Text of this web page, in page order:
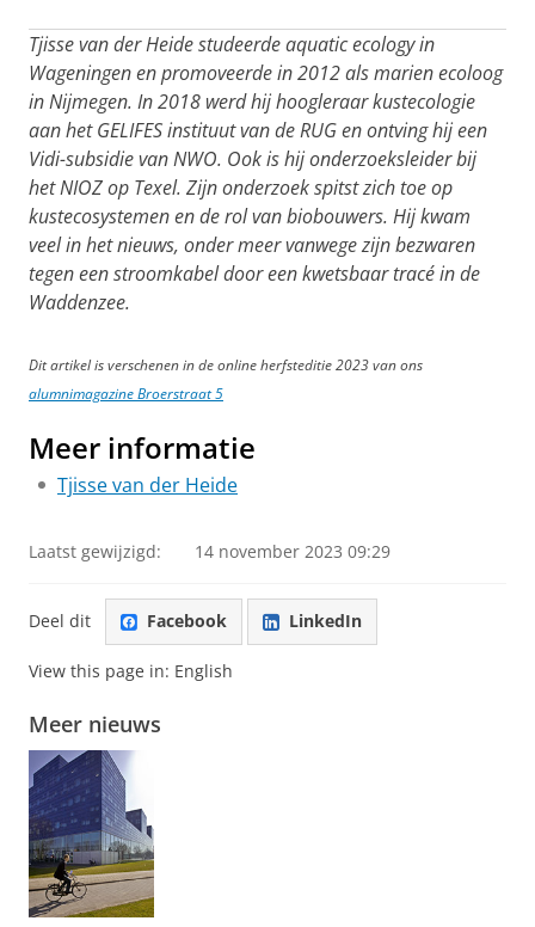
Tjisse van der Heide studeerde aquatic ecology in
Wageningen en promoveerde in 2012 als marien ecoloog
in Nijmegen. In 2018 werd hij hoogleraar kustecologie
aan het GELIFES instituut van de RUG en ontving hij een
Vidi-subsidie van NWO. Ook is hij onderzoeksleider bij
het NIOZ op Texel. Zijn onderzoek spitst zich toe op
kustecosystemen en de rol van biobouwers. Hij kwam
veel in het nieuws, onder meer vanwege zijn bezwaren
tegen een stroomkabel door een kwetsbaar tracé in de
Waddenzee.
Dit artikel is verschenen in de online herfsteditie 2023 van ons
alumnimagazine Broerstraat 5
Meer informatie
Tjisse van der Heide
Laatst gewijzigd: 14 november 2023 09:29
Deel dit Facebook LinkedIn
View this page in: English
Meer nieuws